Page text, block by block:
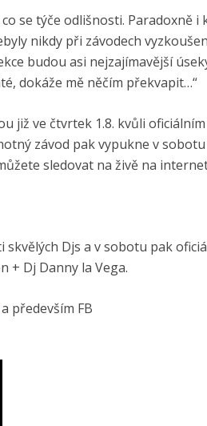
se týče odlišnosti. Paradoxně i
nikdy při závodech
budou asi nejzajímavější
dokáže mě něčím překvapit…“
již ve čtvrtek 1.8. kvůli oficiálním
závod pak vypukne v sobotu
sledovat na živě na
skvělých Djs a v sobotu pak
+ Dj Danny la Vega.
a především FB